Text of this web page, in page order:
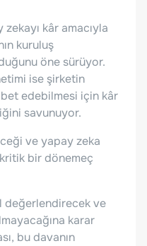
zekayı kâr amacıyla
kuruluş
öne sürüyor.
ise şirketin
edebilmesi için kâr
savunuyor.
ve yapay zeka
bir dönemeç
değerlendirecek ve
karar
bu davanın